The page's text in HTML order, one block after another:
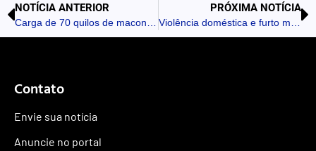
NOTÍCIA ANTERIOR
Carga de 70 quilos de maconha é interceptada em Mandaguari
PRÓXIMA NOTÍCIA
Violência doméstica e furto motivam denúncia em Rosário do Ivaí
Contato
Envie sua notícia
Anuncie no portal